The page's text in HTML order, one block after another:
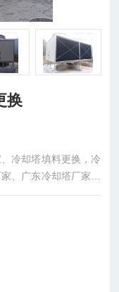
换
冷却塔填料更换，冷
、广东冷却塔厂家、